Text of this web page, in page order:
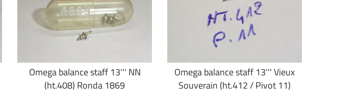
Omega balance staff 13''' NN
(ht.408) Ronda 1869
Omega balance staff 13''' Vieux
Souverain (ht.412 / Pivot 11)